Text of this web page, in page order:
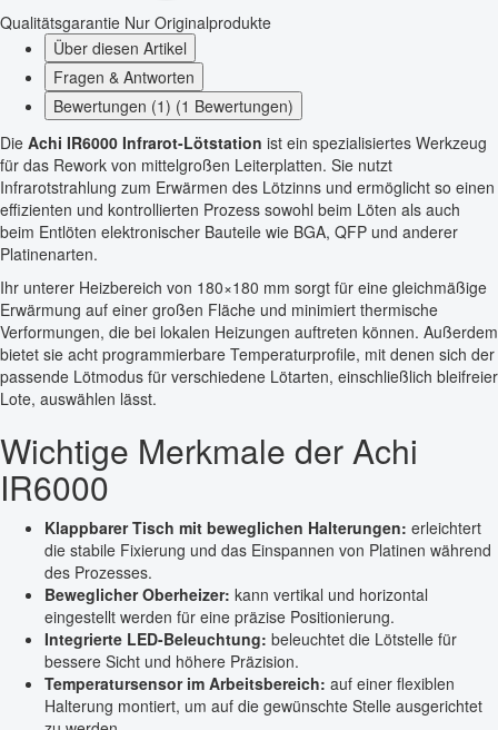
Qualitätsgarantie Nur Originalprodukte
Über diesen Artikel
Fragen & Antworten
Bewertungen (1) (1 Bewertungen)
Die Achi IR6000 Infrarot-Lötstation ist ein spezialisiertes Werkzeug
für das Rework von mittelgroßen Leiterplatten. Sie nutzt
Infrarotstrahlung zum Erwärmen des Lötzinns und ermöglicht so einen
effizienten und kontrollierten Prozess sowohl beim Löten als auch
beim Entlöten elektronischer Bauteile wie BGA, QFP und anderer
Platinenarten.
Ihr unterer Heizbereich von 180×180 mm sorgt für eine gleichmäßige
Erwärmung auf einer großen Fläche und minimiert thermische
Verformungen, die bei lokalen Heizungen auftreten können. Außerdem
bietet sie acht programmierbare Temperaturprofile, mit denen sich der
passende Lötmodus für verschiedene Lötarten, einschließlich bleifreier
Lote, auswählen lässt.
Wichtige Merkmale der Achi
IR6000
Klappbarer Tisch mit beweglichen Halterungen: erleichtert
die stabile Fixierung und das Einspannen von Platinen während
des Prozesses.
Beweglicher Oberheizer: kann vertikal und horizontal
eingestellt werden für eine präzise Positionierung.
Integrierte LED-Beleuchtung: beleuchtet die Lötstelle für
bessere Sicht und höhere Präzision.
Temperatursensor im Arbeitsbereich: auf einer flexiblen
Halterung montiert, um auf die gewünschte Stelle ausgerichtet